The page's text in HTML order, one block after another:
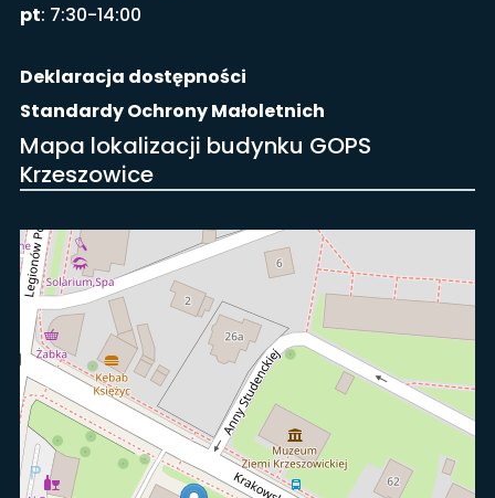
pt: 7:30-14:00
Deklaracja dostępności
Standardy Ochrony Małoletnich
Mapa lokalizacji budynku GOPS
Krzeszowice